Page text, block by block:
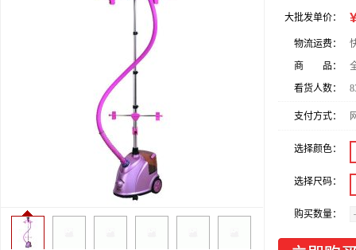
大批发单价：
物流运费：
商 品：
看货人数：
支付方式：
选择颜色：
选择尺码：
购买数量：